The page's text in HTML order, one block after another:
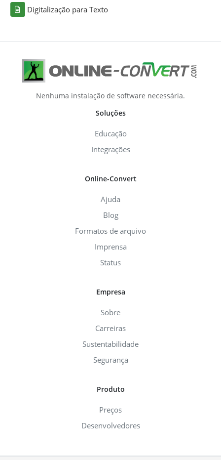
Digitalização para Texto
Nenhuma instalação de software necessária.
Soluções
Educação
Integrações
Online-Convert
Ajuda
Blog
Formatos de arquivo
Imprensa
Status
Empresa
Sobre
Carreiras
Sustentabilidade
Segurança
Produto
Preços
Desenvolvedores